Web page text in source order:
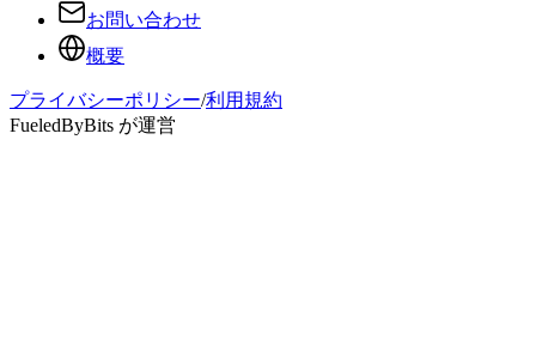
お問い合わせ
概要
プライバシーポリシー/利用規約
FueledByBits が運営